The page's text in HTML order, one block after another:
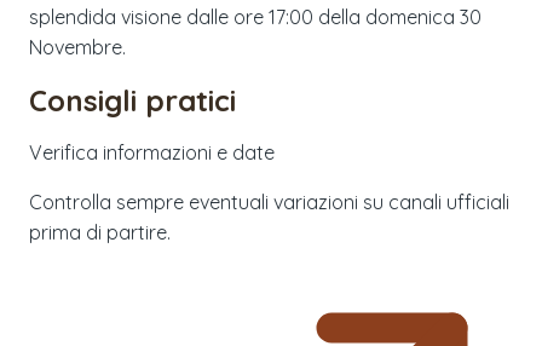
splendida visione dalle ore 17:00 della domenica 30
Novembre.
Consigli pratici
Verifica informazioni e date
Controlla sempre eventuali variazioni su canali ufficiali
prima di partire.